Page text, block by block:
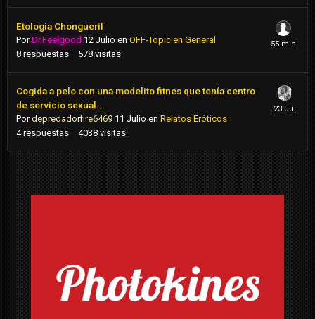
Etología Chongueril
PorDr.Feelgood 12 Julio en OFF-Topic en General
8 respuestas 578 visitas
Cogida a pelo con una modelito fitnes que tenía centro
de servicio sexual...
Pordepredadorfire6469 11 Julio en Relatos Eróticos
4 respuestas 4038 visitas